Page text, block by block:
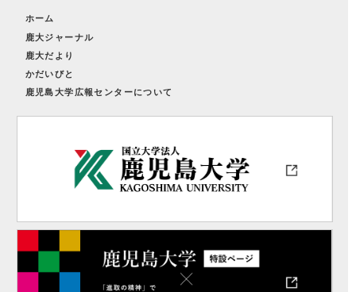
ホーム
鹿大ジャーナル
鹿大だより
かだいびと
鹿児島大学広報センターについて